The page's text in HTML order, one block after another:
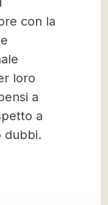
con la
loro
a
a
dubbi.